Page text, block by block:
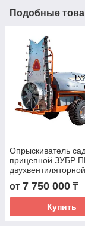
Подобные
Опрыскиватель
прицепной ЗУБР
двухвентиляторной
приставкой
2000 л
от 7 750 000 ₸
Купить